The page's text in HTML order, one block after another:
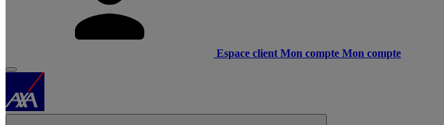
Espace client Mon compte Mon compte